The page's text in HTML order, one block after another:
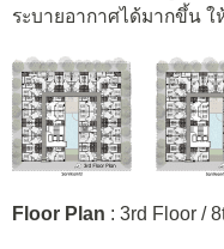
ระบายอากาศได้มากขึ้น
Floor Plan : 3rd Floor /